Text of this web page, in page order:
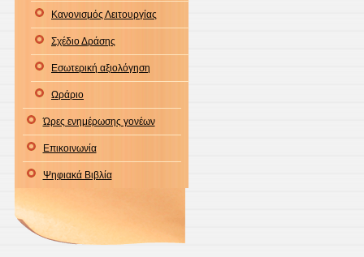
Κανονισμός Λειτουργίας
Σχέδιο Δράσης
Εσωτερική αξιολόγηση
Ωράριο
Ώρες ενημέρωσης γονέων
Επικοινωνία
Ψηφιακά Βιβλία